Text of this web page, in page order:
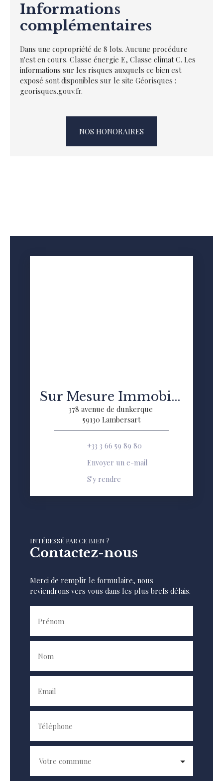
Informations
complémentaires
Dans une copropriété de 8 lots. Aucune procédure
n'est en cours. Classe énergie E, Classe climat C. Les
informations sur les risques auxquels ce bien est
exposé sont disponibles sur le site Géorisques :
georisques.gouv.fr.
NOS HONORAIRES
Sur Mesure Immobilier
378 avenue de dunkerque
59130 Lambersart
+33 3 66 59 89 80
Envoyer un e-mail
S'y rendre
INTÉRESSÉ PAR CE BIEN ?
Contactez-nous
Merci de remplir le formulaire, nous
reviendrons vers vous dans les plus brefs délais.
Prénom
Nom
Email
Téléphone
Votre commune